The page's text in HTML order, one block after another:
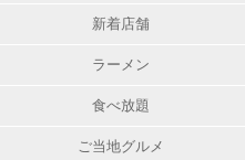
新着店舗
ラーメン
食べ放題
ご当地グルメ